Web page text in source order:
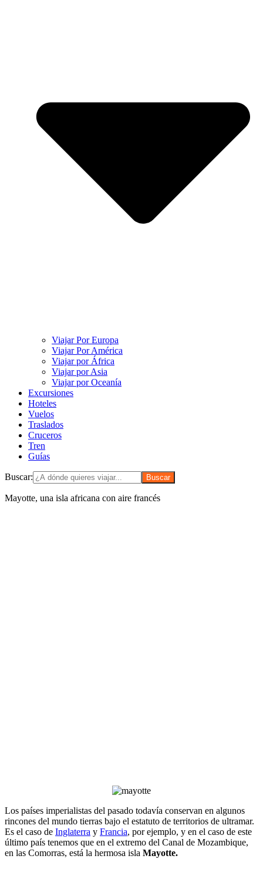
Viajar Por Europa
Viajar Por América
Viajar por África
Viajar por Asia
Viajar por Oceanía
Excursiones
Hoteles
Vuelos
Traslados
Cruceros
Tren
Guías
Buscar:
Mayotte, una isla africana con aire francés
Los países imperialistas del pasado todavía conservan en algunos
rincones del mundo tierras bajo el estatuto de territorios de ultramar.
Es el caso de Inglaterra y Francia, por ejemplo, y en el caso de este
último país tenemos que en el extremo del Canal de Mozambique,
en las Comorras, está la hermosa isla Mayotte.